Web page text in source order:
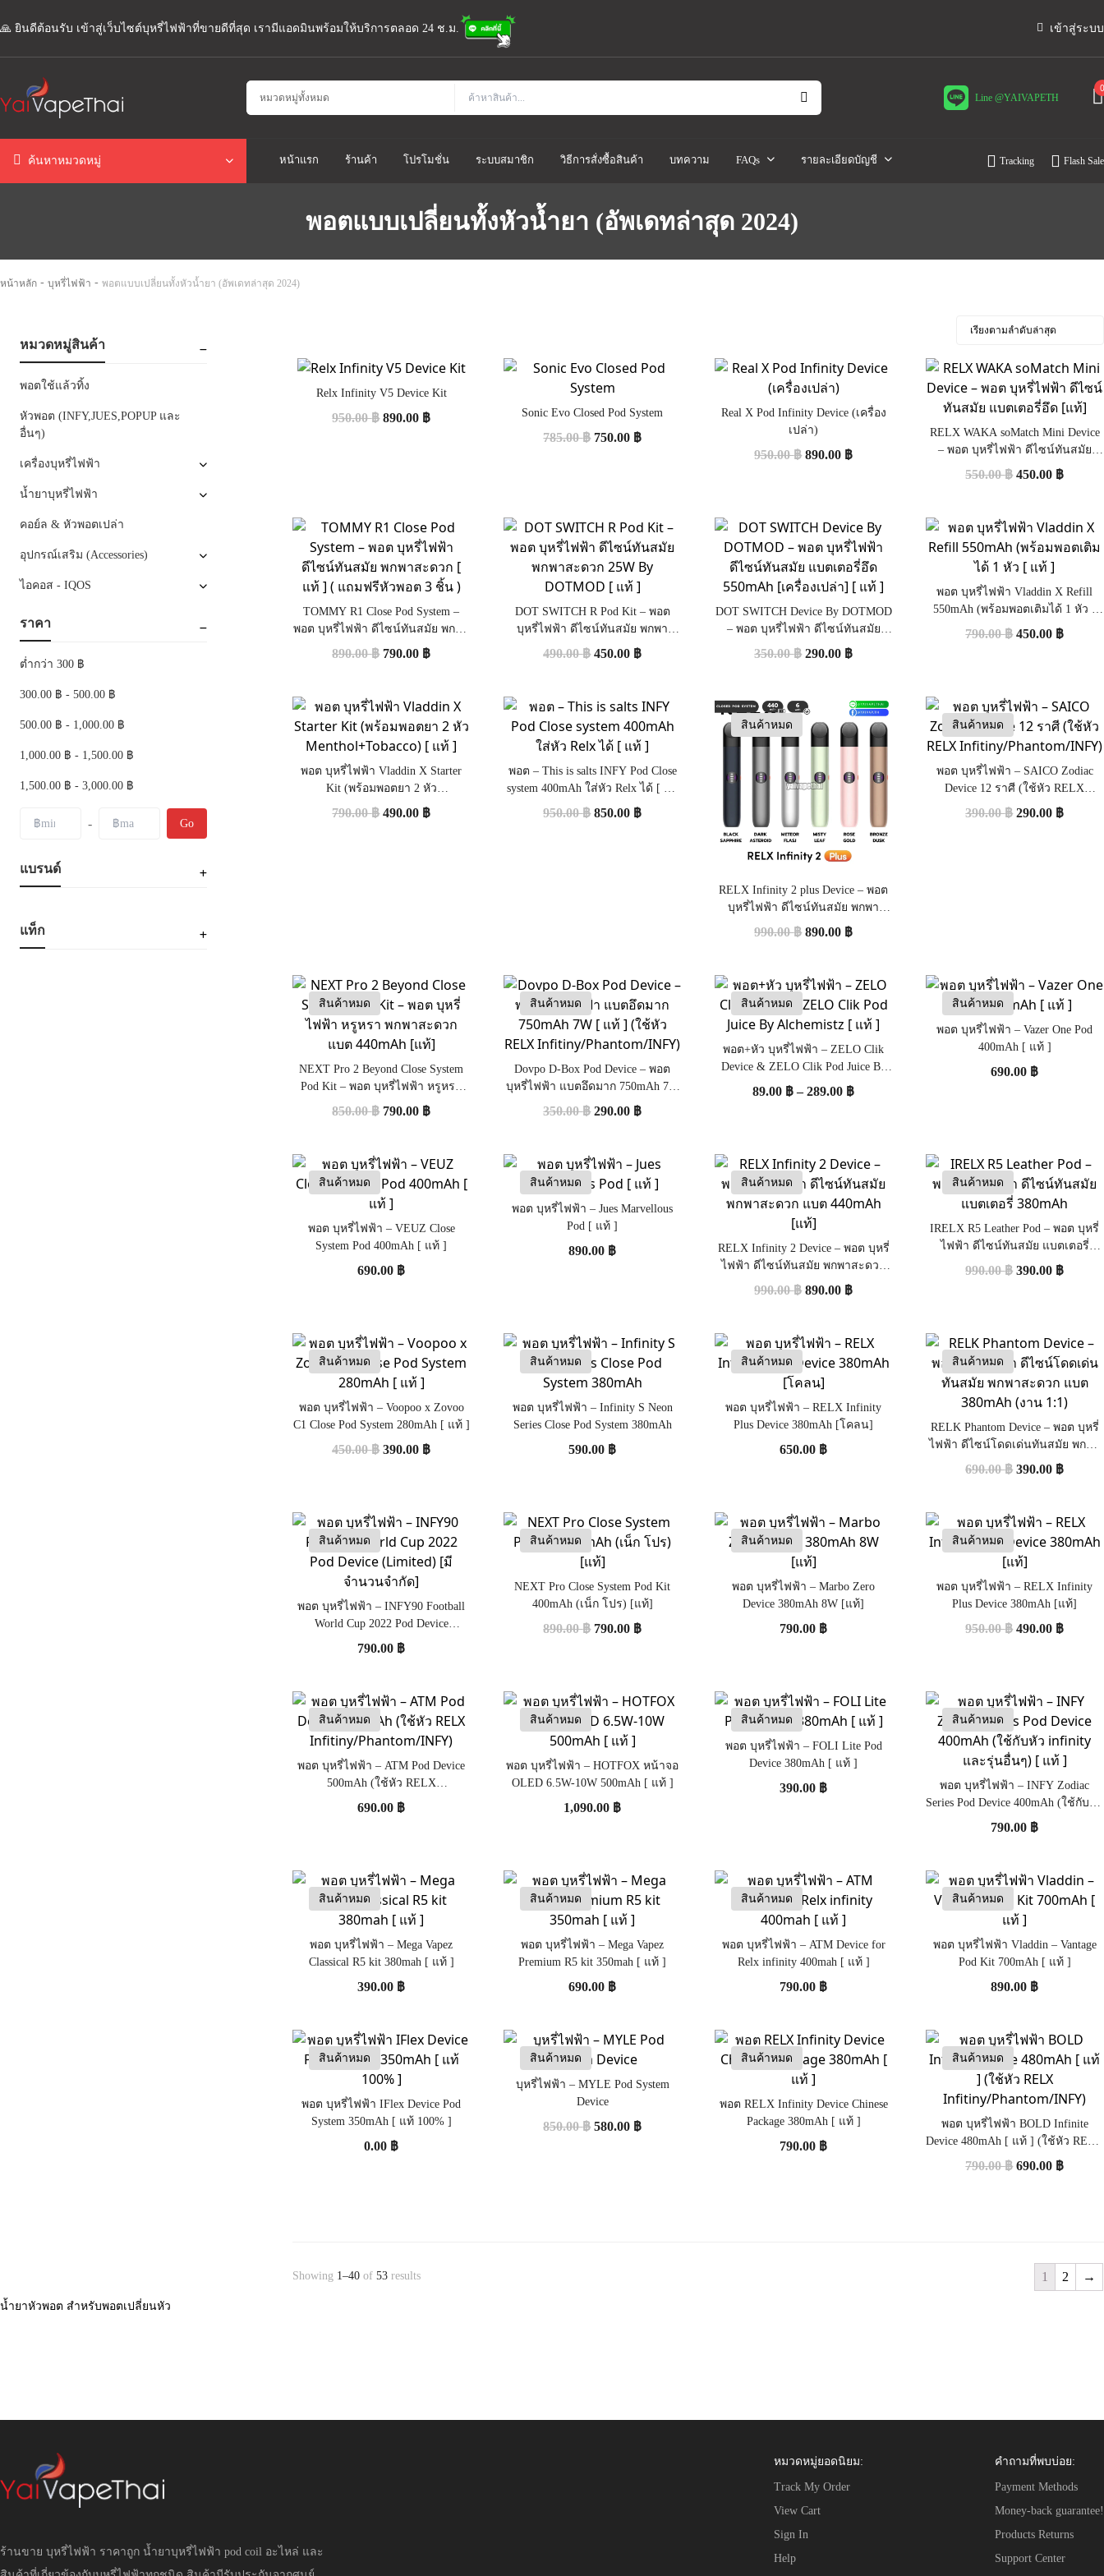
🙏 ยินดีต้อนรับ เข้าสู่เว็บไซต์บุหรี่ไฟฟ้าที่ขายดีที่สุด เรามีแอดมินพร้อมให้บริการตลอด 24 ช.ม. เข้าสู่ระบบ
Line @YAIVAPETH
0
ค้นหาหมวดหมู่ หน้าแรก ร้านค้า โปรโมชั่น ระบบสมาชิก วิธีการสั่งซื้อสินค้า บทความ FAQs รายละเอียดบัญชี Tracking Flash Sale
พอตแบบเปลี่ยนทั้งหัวน้ำยา (อัพเดทล่าสุด 2024)
หน้าหลัก - บุหรี่ไฟฟ้า - พอตแบบเปลี่ยนทั้งหัวน้ำยา (อัพเดทล่าสุด 2024)
หมวดหมู่สินค้า
พอตใช้แล้วทิ้ง
หัวพอต (INFY,JUES,POPUP และ
อื่นๆ)
เครื่องบุหรี่ไฟฟ้า
น้ำยาบุหรี่ไฟฟ้า
คอย์ล & หัวพอตเปล่า
อุปกรณ์เสริม (Accessories)
ไอคอส - IQOS
ราคา
ต่ำกว่า 300 ฿
300.00 ฿ - 500.00 ฿
500.00 ฿ - 1,000.00 ฿
1,000.00 ฿ - 1,500.00 ฿
1,500.00 ฿ - 3,000.00 ฿
- Go
แบรนด์
แท็ก
Relx Infinity V5 Device Kit
950.00฿ 890.00 ฿ Sonic Evo Closed Pod System
785.00฿ 750.00 ฿
Real X Pod Infinity Device (เครื่อง
เปล่า)
950.00฿ 890.00 ฿
RELX WAKA soMatch Mini Device
– พอต บุหรี่ไฟฟ้า ดีไซน์ทันสมัย
แบตเตอรี่อึด [แท้]
550.00฿ 450.00 ฿
TOMMY R1 Close Pod System –
พอต บุหรี่ไฟฟ้า ดีไซน์ทันสมัย พกพา
สะดวก [ แท้ ] ( แถมฟรีหัวพอต 3
890.00฿ 790.00 ฿
DOT SWITCH R Pod Kit – พอต
บุหรี่ไฟฟ้า ดีไซน์ทันสมัย พกพา
สะดวก 25W By DOTMOD [ แท้ ]
490.00฿ 450.00 ฿
DOT SWITCH Device By DOTMOD
– พอต บุหรี่ไฟฟ้า ดีไซน์ทันสมัย
แบตเตอรี่อึด 550mAh [เครื่องเปล่า]
350.00฿ 290.00 ฿
พอต บุหรี่ไฟฟ้า Vladdin X Refill
550mAh (พร้อมพอตเติมได้ 1 หัว [
แท้ ]
790.00฿ 450.00 ฿
พอต บุหรี่ไฟฟ้า Vladdin X Starter
Kit (พร้อมพอตยา 2 หัว
Menthol+Tobacco) [ แท้ ]
790.00฿ 490.00 ฿
พอต – This is salts INFY Pod Close
system 400mAh ใส่หัว Relx ได้ [ แท้
950.00฿ 850.00 ฿
สินค้าหมด
RELX Infinity 2 plus Device – พอต
บุหรี่ไฟฟ้า ดีไซน์ทันสมัย พกพา
สะดวก [แท้]
990.00฿ 890.00 ฿
สินค้าหมด
พอต บุหรี่ไฟฟ้า – SAICO Zodiac
Device 12 ราศี (ใช้หัว RELX
Infitiny/Phantom/INFY)
390.00฿ 290.00 ฿
สินค้าหมด
NEXT Pro 2 Beyond Close System
Pod Kit – พอต บุหรี่ไฟฟ้า หรูหรา
พกพาสะดวก แบต 440mAh [แท้]
850.00฿ 790.00 ฿
สินค้าหมด
Dovpo D-Box Pod Device – พอต
บุหรี่ไฟฟ้า แบตอึดมาก 750mAh 7W
[ แท้ ] (ใช้หัว RELX
350.00฿ 290.00 ฿
สินค้าหมด
พอต+หัว บุหรี่ไฟฟ้า – ZELO Clik
Device & ZELO Clik Pod Juice By
Alchemistz [ แท้ ]
89.00 ฿–289.00 ฿
สินค้าหมด
พอต บุหรี่ไฟฟ้า – Vazer One Pod
400mAh [ แท้ ]
690.00 ฿
สินค้าหมด
พอต บุหรี่ไฟฟ้า – VEUZ Close
System Pod 400mAh [ แท้ ]
690.00 ฿
สินค้าหมด
พอต บุหรี่ไฟฟ้า – Jues Marvellous
Pod [ แท้ ]
890.00 ฿
สินค้าหมด
RELX Infinity 2 Device – พอต บุหรี่
ไฟฟ้า ดีไซน์ทันสมัย พกพาสะดวก
แบต 440mAh [แท้]
990.00฿ 890.00 ฿
สินค้าหมด
IRELX R5 Leather Pod – พอต บุหรี่
ไฟฟ้า ดีไซน์ทันสมัย แบตเตอรี่
380mAh
990.00฿ 390.00 ฿
สินค้าหมด
พอต บุหรี่ไฟฟ้า – Voopoo x Zovoo
C1 Close Pod System 280mAh [ แท้ ]
450.00฿ 390.00 ฿
สินค้าหมด
พอต บุหรี่ไฟฟ้า – Infinity S Neon
Series Close Pod System 380mAh
590.00 ฿
สินค้าหมด
พอต บุหรี่ไฟฟ้า – RELX Infinity
Plus Device 380mAh [โคลน]
650.00 ฿
สินค้าหมด
RELK Phantom Device – พอต บุหรี่
ไฟฟ้า ดีไซน์โดดเด่นทันสมัย พกพา
สะดวก แบต 380mAh (งาน 1:1)
690.00฿ 390.00 ฿
สินค้าหมด
พอต บุหรี่ไฟฟ้า – INFY90 Football
World Cup 2022 Pod Device
(Limited) [มีจำนวนจำกัด]
790.00 ฿
สินค้าหมด
NEXT Pro Close System Pod Kit
400mAh (เน็ก โปร) [แท้]
890.00฿ 790.00 ฿
สินค้าหมด
พอต บุหรี่ไฟฟ้า – Marbo Zero
Device 380mAh 8W [แท้]
790.00 ฿
สินค้าหมด
พอต บุหรี่ไฟฟ้า – RELX Infinity
Plus Device 380mAh [แท้]
950.00฿ 490.00 ฿
สินค้าหมด
พอต บุหรี่ไฟฟ้า – ATM Pod Device
500mAh (ใช้หัว RELX
Infitiny/Phantom/INFY)
690.00 ฿
สินค้าหมด
พอต บุหรี่ไฟฟ้า – HOTFOX หน้าจอ
OLED 6.5W-10W 500mAh [ แท้ ]
1,090.00 ฿
สินค้าหมด
พอต บุหรี่ไฟฟ้า – FOLI Lite Pod
Device 380mAh [ แท้ ]
390.00 ฿
สินค้าหมด
พอต บุหรี่ไฟฟ้า – INFY Zodiac
Series Pod Device 400mAh (ใช้กับหัว
infinity และรุ่นอื่นๆ) [ แท้ ]
790.00 ฿
สินค้าหมด
พอต บุหรี่ไฟฟ้า – Mega Vapez
Classical R5 kit 380mah [ แท้ ]
390.00 ฿
สินค้าหมด
พอต บุหรี่ไฟฟ้า – Mega Vapez
Premium R5 kit 350mah [ แท้ ]
690.00 ฿
สินค้าหมด
พอต บุหรี่ไฟฟ้า – ATM Device for
Relx infinity 400mah [ แท้ ]
790.00 ฿
สินค้าหมด
พอต บุหรี่ไฟฟ้า Vladdin – Vantage
Pod Kit 700mAh [ แท้ ]
890.00 ฿
สินค้าหมด
พอต บุหรี่ไฟฟ้า IFlex Device Pod
System 350mAh [ แท้ 100% ]
0.00 ฿
สินค้าหมด
บุหรี่ไฟฟ้า – MYLE Pod System
Device
850.00฿ 580.00 ฿
สินค้าหมด
พอต RELX Infinity Device Chinese
Package 380mAh [ แท้ ]
790.00 ฿
สินค้าหมด
พอต บุหรี่ไฟฟ้า BOLD Infinite
Device 480mAh [ แท้ ] (ใช้หัว RELX
Infitiny/Phantom/INFY)
790.00฿ 690.00 ฿
Showing 1–40of 53results 1 2 →
น้ำยาหัวพอต สำหรับพอตเปลี่ยนหัว
ร้านขาย บุหรี่ไฟฟ้า ราคาถูก น้ำยาบุหรี่ไฟฟ้า pod coil อะไหล่ และ
หมวดหมู่ยอดนิยม:
Track My Order
View Cart
Sign In
Help
คำถามที่พบบ่อย:
Payment Methods
Money-back guarantee!
Products Returns
Support Center